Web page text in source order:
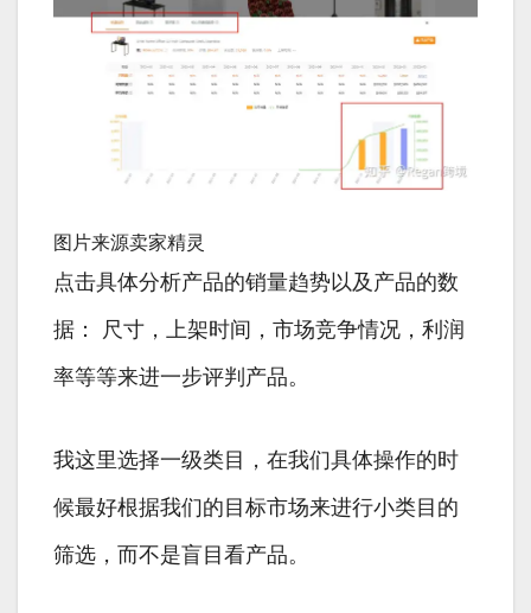
图片来源卖家精灵
点击具体分析产品的销量趋势以及产品的数
据： 尺寸，上架时间，市场竞争情况，利润
率等等来进一步评判产品。
我这里选择一级类目，在我们具体操作的时
候最好根据我们的目标市场来进行小类目的
筛选，而不是盲目看产品。